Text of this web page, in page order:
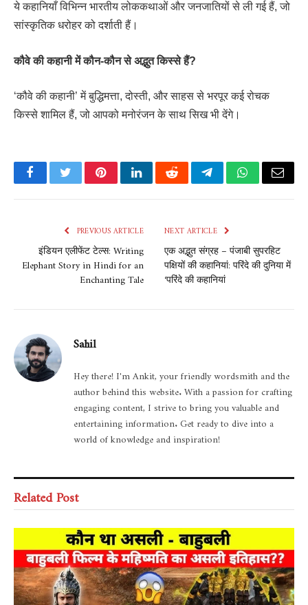
ये कहानियाँ विभिन्न भारतीय लोककथाओं और जनजातियों से ली गई हैं, जो
सांस्कृतिक धरोहर को दर्शाती हैं।
कौवे की कहानी में कौन-कौन से अद्भुत किस्से हैं?
‘कौवे की कहानी’ में बुद्धिमत्ता, दोस्ती, और साहस से भरपूर कई रोचक
किस्से शामिल हैं, जो आपको मनोरंजन के साथ सिख भी देंगे।
FacebookTwitterPinterestLinkedInRedditTelegramWhatsApp
Email
PREVIOUS ARTICLE
इंडियन एलीफेंट टेल्स: Writing
Elephant Story in Hindi for an
Enchanting Tale
NEXT ARTICLE
एक अद्भुत संग्रह – पंजाबी सुपरहिट
पक्षियों की कहानियां: परिंदे की दुनिया में
‘परिंदे की कहानियां
Sahil
Hey there! I'm Ankit, your friendly wordsmith and the
author behind this website. With a passion for crafting
engaging content, I strive to bring you valuable and
entertaining information. Get ready to dive into a
world of knowledge and inspiration!
Related Post